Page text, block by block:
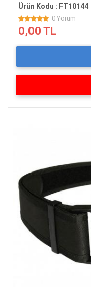
Ürün Kodu : FT10144
0 Yorum
0,00 TL